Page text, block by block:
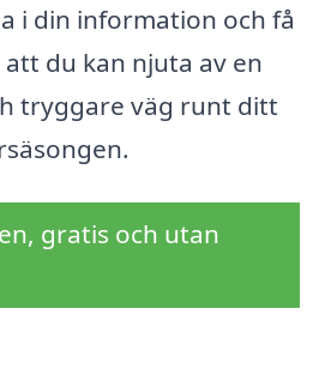
i din information och få
du kan njuta av en
tryggare väg runt ditt
gratis och utan